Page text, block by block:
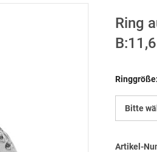
Ring
Ringgröße:
Bitte
Artikel-